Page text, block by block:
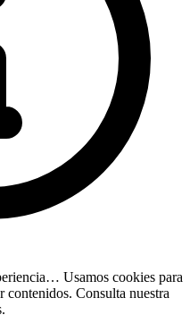
Usamos cookies para
contenidos. Consulta nuestra